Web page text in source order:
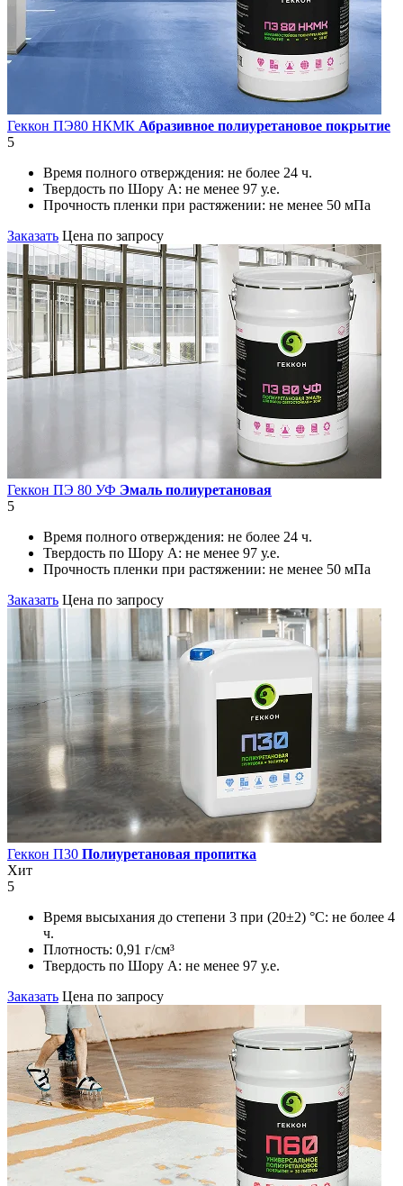
Геккон ПЭ80 НКМК Абразивное полиуретановое покрытие
5
Время полного отверждения: не более 24 ч.
Твердость по Шору А: не менее 97 у.е.
Прочность пленки при растяжении: не менее 50 мПа
Заказать Цена по запросу
Геккон ПЭ 80 УФ Эмаль полиуретановая
5
Время полного отверждения: не более 24 ч.
Твердость по Шору А: не менее 97 у.е.
Прочность пленки при растяжении: не менее 50 мПа
Заказать Цена по запросу
Геккон П30 Полиуретановая пропитка
Хит
5
Время высыхания до степени 3 при (20±2) °С: не более 4
ч.
Плотность: 0,91 г/см³
Твердость по Шору А: не менее 97 у.е.
Заказать Цена по запросу